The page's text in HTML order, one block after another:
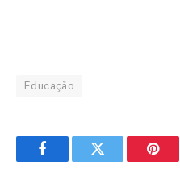
Educação
FacebookTwitter